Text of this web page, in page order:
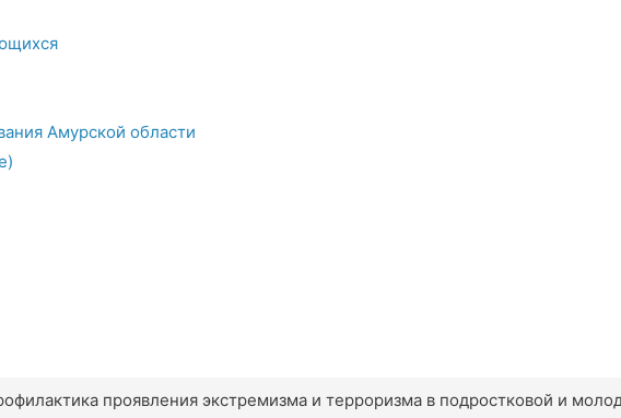
Амурской области
проявления экстремизма и терроризма в подростковой и